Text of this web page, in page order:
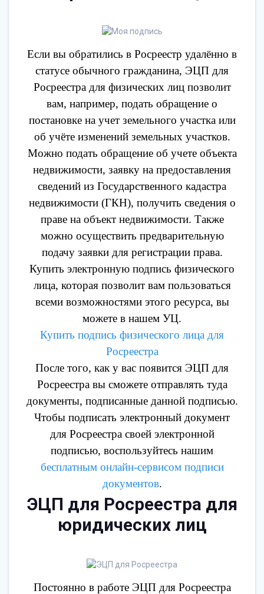
Если вы обратились в Росреестр удалённо в
статусе обычного гражданина, ЭЦП для
Росреестра для физических лиц позволит
вам, например, подать обращение о
постановке на учет земельного участка или
об учёте изменений земельных участков.
Можно подать обращение об учете объекта
недвижимости, заявку на предоставления
сведений из Государственного кадастра
недвижимости (ГКН), получить сведения о
праве на объект недвижимости. Также
можно осуществить предварительную
подачу заявки для регистрации права.
Купить электронную подпись физического
лица, которая позволит вам пользоваться
всеми возможностями этого ресурса, вы
можете в нашем УЦ.
Купить подпись физического лица для
Росреестра
После того, как у вас появится ЭЦП для
Росреестра вы сможете отправлять туда
документы, подписанные данной подписью.
Чтобы подписать электронный документ
для Росреестра своей электронной
подписью, воспользуйтесь нашим
бесплатным онлайн-сервисом подписи
документов.
ЭЦП для Росреестра для
юридических лиц
Постоянно в работе ЭЦП для Росреестра